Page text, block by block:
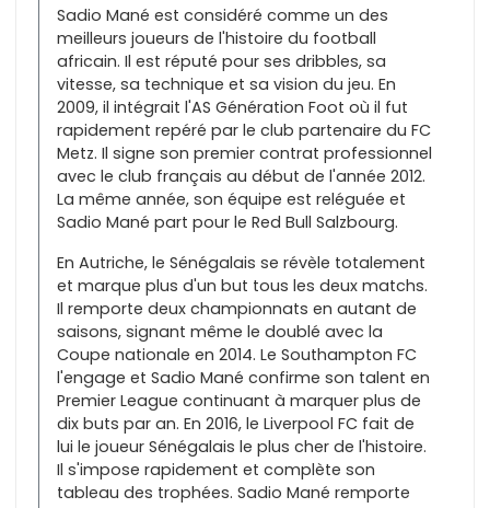
Sadio Mané est considéré comme un des
meilleurs joueurs de l'histoire du football
africain. Il est réputé pour ses dribbles, sa
vitesse, sa technique et sa vision du jeu. En
2009, il intégrait l'AS Génération Foot où il fut
rapidement repéré par le club partenaire du FC
Metz. Il signe son premier contrat professionnel
avec le club français au début de l'année 2012.
La même année, son équipe est reléguée et
Sadio Mané part pour le Red Bull Salzbourg.
En Autriche, le Sénégalais se révèle totalement
et marque plus d'un but tous les deux matchs.
Il remporte deux championnats en autant de
saisons, signant même le doublé avec la
Coupe nationale en 2014. Le Southampton FC
l'engage et Sadio Mané confirme son talent en
Premier League continuant à marquer plus de
dix buts par an. En 2016, le Liverpool FC fait de
lui le joueur Sénégalais le plus cher de l'histoire.
Il s'impose rapidement et complète son
tableau des trophées. Sadio Mané remporte